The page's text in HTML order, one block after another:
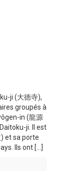
ji (大徳寺),
groupés à
in (龍源
ji. Il est
et sa porte
Ils ont [...]